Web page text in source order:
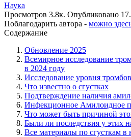
Наука
Просмотров 3.8к. Опубликовано
Поблагодарить автора - можно
Содержание
Обновление 2025
Всемирное исследование
в 2024 году
Исследование уровня
Что известно о сгустках
Подтверждение наличия
Инфекционное Амилоидное
Что может быть причиной
Были ли последствия у этих
Все материалы по сгусткам в